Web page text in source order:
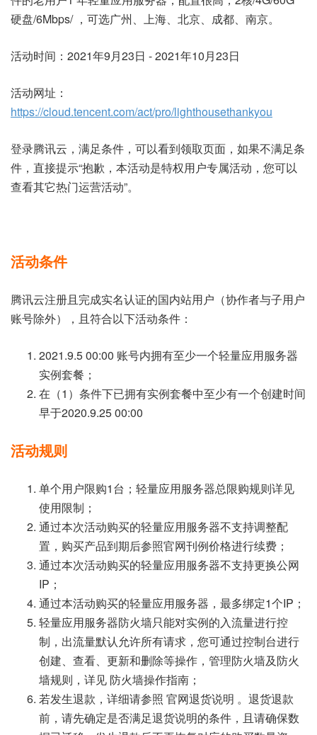
硬盘/6Mbps/ ，可选广州、上海、北京、成都、南京。
活动时间：2021年9月23日 - 2021年10月23日
活动网址：
https://cloud.tencent.com/act/pro/lighthousethankyou
登录腾讯云，满足条件，可以看到领取页面，如果不满足条
件，直接提示“抱歉，本活动是特权用户专属活动，您可以
查看其它热门运营活动”。
活动条件
腾讯云注册且完成实名认证的国内站用户（协作者与子用户
账号除外），且符合以下活动条件：
2021.9.5 00:00 账号内拥有至少一个轻量应用服务器
实例套餐；
在（1）条件下已拥有实例套餐中至少有一个创建时间
早于2020.9.25 00:00
活动规则
单个用户限购1台；轻量应用服务器总限购规则详见
使用限制；
通过本次活动购买的轻量应用服务器不支持调整配
置，购买产品到期后参照官网刊例价格进行续费；
通过本次活动购买的轻量应用服务器不支持更换公网
IP；
通过本活动购买的轻量应用服务器，最多绑定1个IP；
轻量应用服务器防火墙只能对实例的入流量进行控
制，出流量默认允许所有请求，您可通过控制台进行
创建、查看、更新和删除等操作，管理防火墙及防火
墙规则，详见 防火墙操作指南；
若发生退款，详细请参照 官网退货说明 。退货退款
前，请先确定是否满足退货说明的条件，且请确保数